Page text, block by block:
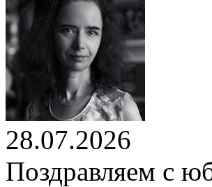
28.07.2026
Поздравляем с